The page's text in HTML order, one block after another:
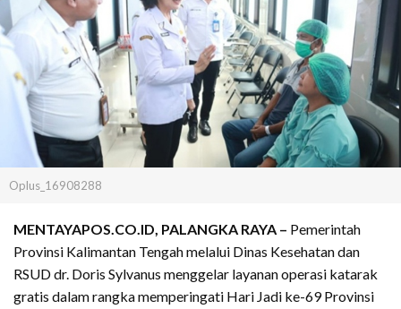
Oplus_16908288
MENTAYAPOS.CO.ID, PALANGKA RAYA – Pemerintah
Provinsi Kalimantan Tengah melalui Dinas Kesehatan dan
RSUD dr. Doris Sylvanus menggelar layanan operasi katarak
gratis dalam rangka memperingati Hari Jadi ke-69 Provinsi